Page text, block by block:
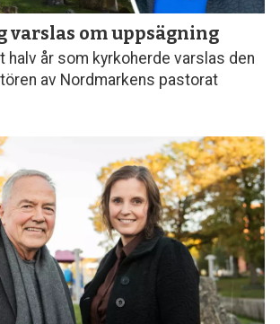
varslas om uppsägning
halv år som kyrkoherde varslas den
av Nordmarkens pastorat